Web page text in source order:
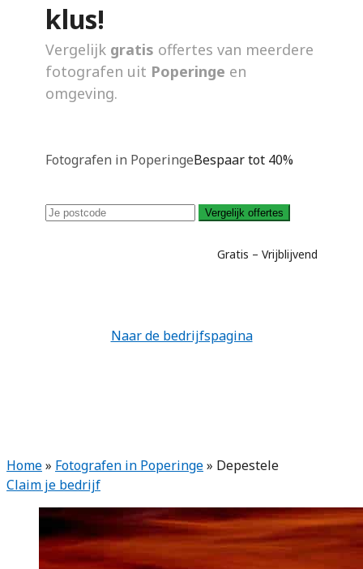
klus!
Vergelijk gratis offertes van meerdere
fotografen uit Poperinge en
omgeving.
Fotografen in PoperingeBespaar tot 40%
Vergelijk offertes
Gratis – Vrijblijvend
Naar de bedrijfspagina
Home» Fotografen in Poperinge» Depestele
Claim je bedrijf